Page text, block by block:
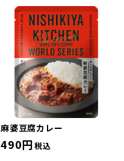
麻婆豆腐カレー
490円税込